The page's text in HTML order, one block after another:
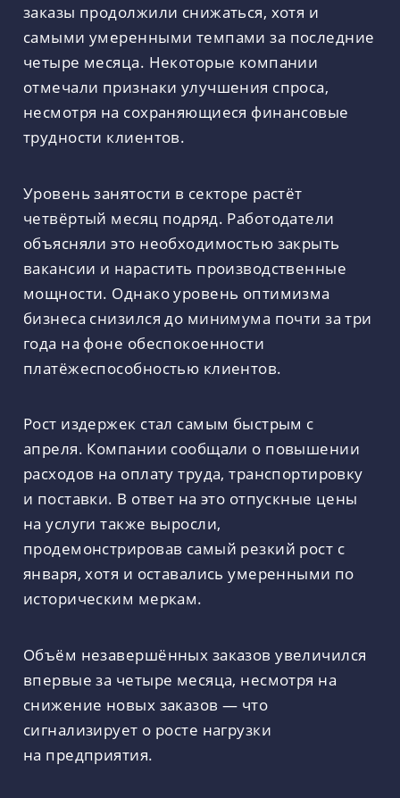
заказы продолжили снижаться, хотя и
самыми умеренными темпами за последние
четыре месяца. Некоторые компании
отмечали признаки улучшения спроса,
несмотря на сохраняющиеся финансовые
трудности клиентов.
Уровень занятости в секторе растёт
четвёртый месяц подряд. Работодатели
объясняли это необходимостью закрыть
вакансии и нарастить производственные
мощности. Однако уровень оптимизма
бизнеса снизился до минимума почти за три
года на фоне обеспокоенности
платёжеспособностью клиентов.
Рост издержек стал самым быстрым с
апреля. Компании сообщали о повышении
расходов на оплату труда, транспортировку
и поставки. В ответ на это отпускные цены
на услуги также выросли,
продемонстрировав самый резкий рост с
января, хотя и оставались умеренными по
историческим меркам.
Объём незавершённых заказов увеличился
впервые за четыре месяца, несмотря на
снижение новых заказов — что
сигнализирует о росте нагрузки
на предприятия.